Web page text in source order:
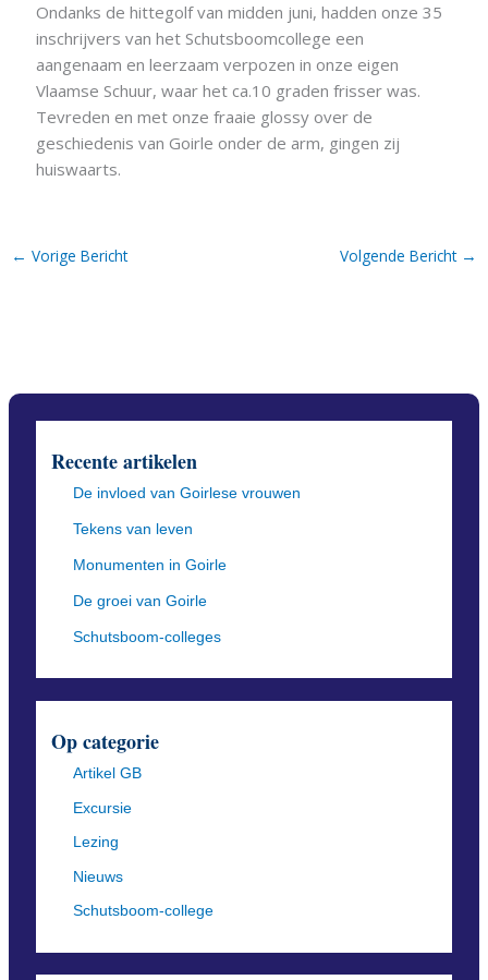
Ondanks de hittegolf van midden juni, hadden onze 35
inschrijvers van het Schutsboomcollege een
aangenaam en leerzaam verpozen in onze eigen
Vlaamse Schuur, waar het ca.10 graden frisser was.
Tevreden en met onze fraaie glossy over de
geschiedenis van Goirle onder de arm, gingen zij
huiswaarts.
← Vorige Bericht Volgende Bericht →
Recente artikelen
De invloed van Goirlese vrouwen
Tekens van leven
Monumenten in Goirle
De groei van Goirle
Schutsboom-colleges
Op categorie
Artikel GB
Excursie
Lezing
Nieuws
Schutsboom-college